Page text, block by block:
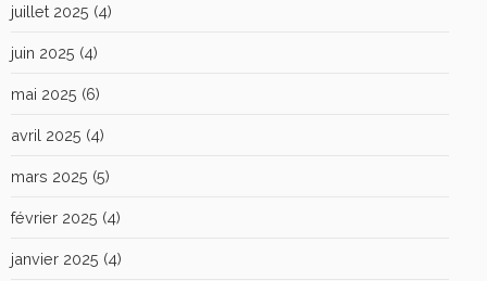
juillet 2025 (4)
juin 2025 (4)
mai 2025 (6)
avril 2025 (4)
mars 2025 (5)
février 2025 (4)
janvier 2025 (4)